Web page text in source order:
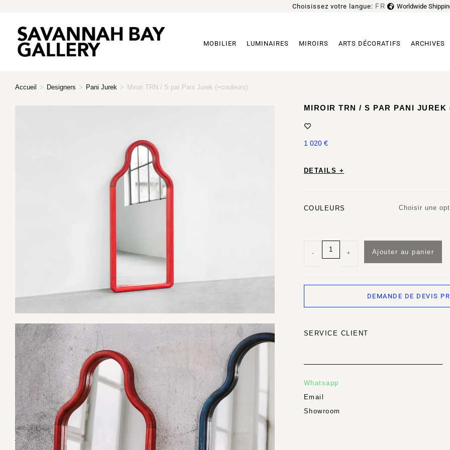
Choisissez votre langue: FR
EN Worldwide
MOBILIER LUMINAIRES MIROIRS ARTS DÉCORATIFS ARCHIVES
Accueil > Designers > Pani Jurek > Miroir TRN / S par Pani Jurek (+couleurs)
MIROIR TRN / S PAR PANI JUREK
1 020 €
DETAILS +
COULEURS Choisir une
- + Ajouter au panier
DEMANDE DE DEVIS
SERVICE CLIENT
Whatsapp
Email
Showroom